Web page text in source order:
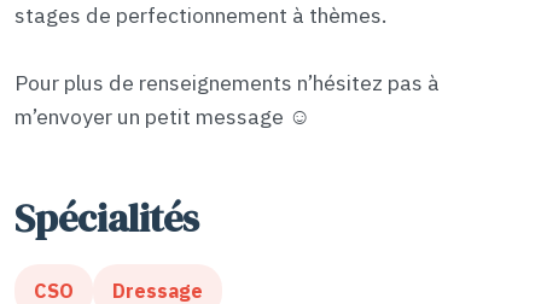
stages de perfectionnement à thèmes.
Pour plus de renseignements n’hésitez pas à
m’envoyer un petit message ☺️
Spécialités
CSO Dressage